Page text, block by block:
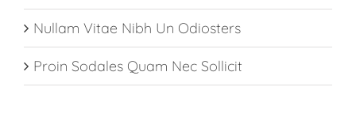
Nullam Vitae Nibh Un Odiosters
Proin Sodales Quam Nec Sollicit